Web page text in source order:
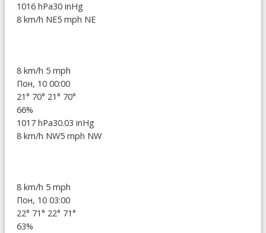
1016 hPa30 inHg
8 km/h NE5 mph NE
8 km/h 5 mph
Пон, 10 00:00
21° 70° 21° 70°
66%
1017 hPa30.03 inHg
8 km/h NW5 mph NW
8 km/h 5 mph
Пон, 10 03:00
22° 71° 22° 71°
63%